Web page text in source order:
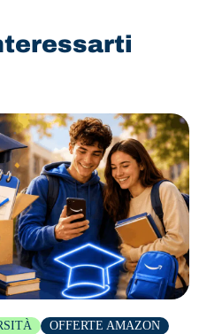
OFFERTE AMAZON